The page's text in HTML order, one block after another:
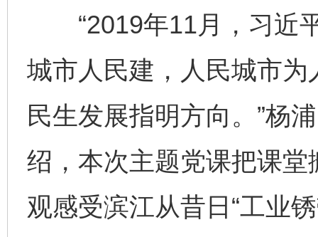
“2019年11月，习近平
城市人民建，人民城市为
民生发展指明方向。”杨
绍，本次主题党课把课
观感受滨江从昔日“工业